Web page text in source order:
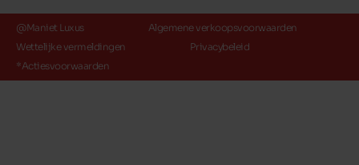
@Maniet Luxus
Algemene verkoopsvoorwaarden
Wettelijke vermeldingen
Privacybeleid
*Actiesvoorwaarden